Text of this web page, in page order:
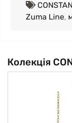
Zuma Line,
Колекція